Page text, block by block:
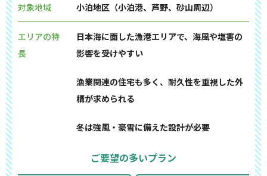
対象地域 小泊地区（小泊港、芦野、砂山周辺）
エリアの特
長
日本海に面した漁港エリアで、海風や塩害の
影響を受けやすい
漁業関連の住宅も多く、耐久性を重視した外
構が求められる
冬は強風・豪雪に備えた設計が必要
ご要望の多いプラン